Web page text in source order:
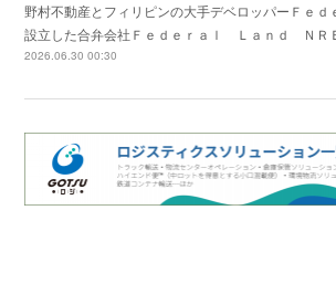
野村不動産とフィリピンの大手デベロッパーＦｅ
設立した合弁会社Ｆｅｄｅｒａｌ Ｌａｎｄ Ｎ
2026.06.30 00:30